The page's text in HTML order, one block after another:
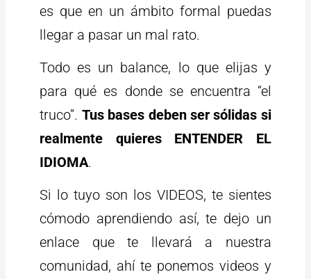
es que en un ámbito formal puedas
llegar a pasar un mal rato.
Todo es un balance, lo que elijas y
para qué es donde se encuentra “el
truco”. Tus bases deben ser sólidas si
realmente quieres ENTENDER EL
IDIOMA.
Si lo tuyo son los VIDEOS, te sientes
cómodo aprendiendo así, te dejo un
enlace que te llevará a nuestra
comunidad, ahí te ponemos videos y